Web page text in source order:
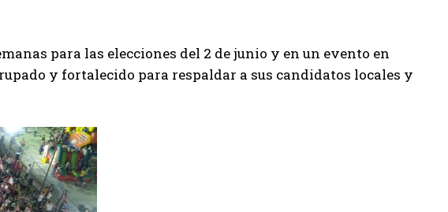
para las elecciones del 2 de junio y en un evento en
y fortalecido para respaldar a sus candidatos locales y